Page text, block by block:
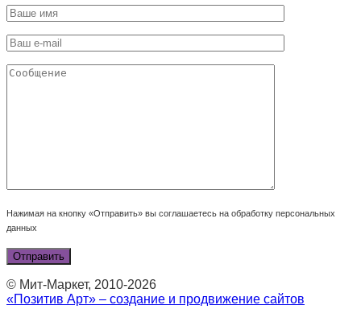
Нажимая на кнопку «Отправить» вы соглашаетесь на обработку персональных
данных
© Мит-Маркет, 2010-2026
«Позитив Арт» – создание и продвижение сайтов